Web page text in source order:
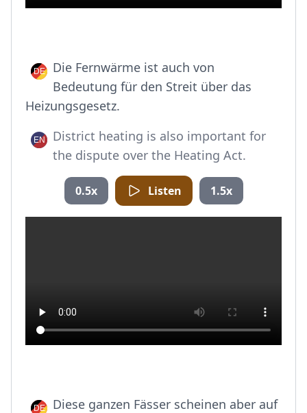
Die Fernwärme ist auch von
Bedeutung für den Streit über das
Heizungsgesetz.
District heating is also important for
the dispute over the Heating Act.
0.5x Listen 1.5x
Diese ganzen Fässer scheinen aber auf